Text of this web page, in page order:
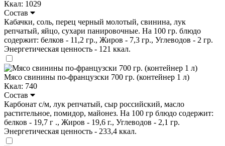
Ккал: 1029
Состав
Кабачки, соль, перец черный молотый, свинина, лук
репчатый, яйцо, сухари панировочные. На 100 гр. блюдо
содержит: белков - 11,2 гр., Жиров - 7,3 гр., Углеводов - 2 гр.
Энергетическая ценность - 121 ккал.
Мясо свинины по-французски 700 гр. (контейнер 1 л)
Ккал: 740
Состав
Карбонат с/м, лук репчатый, сыр российский, масло
растительное, помидор, майонез. На 100 гр блюдо содержит:
белков - 19,7 г ., Жиров - 19,6 г., Углеводов - 2,1 гр.
Энергетическая ценность - 233,4 ккал.